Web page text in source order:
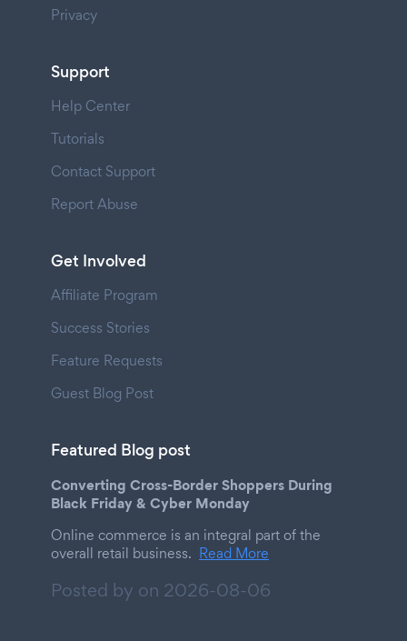
Privacy
Support
Help Center
Tutorials
Contact Support
Report Abuse
Get Involved
Affiliate Program
Success Stories
Feature Requests
Guest Blog Post
Featured Blog post
Converting Cross-Border Shoppers During
Black Friday & Cyber Monday
Online commerce is an integral part of the
overall retail business. Read More
Posted by on 2026-08-06